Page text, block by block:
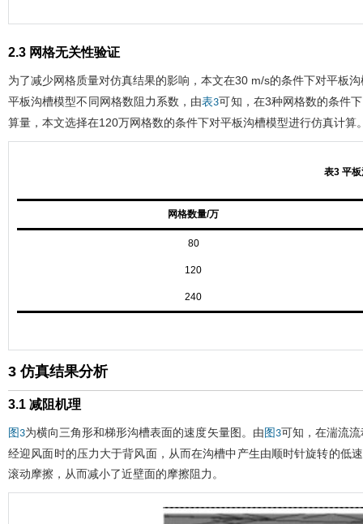
2.3 网格无关性验证
为了减少网格质量对仿真结果的影响，本文在30 m/s的条件下对平板
平板沟槽模型不同网格数阻力系数，由表3可知，在3种网格数的条件
算量，本文选择在120万网格数的条件下对平板沟槽模型进行仿真计算
表3 平
网格数量/万
80
120
240
3 仿真结果分析
3.1 减阻机理
图3为横向三角形和梯形沟槽表面的速度矢量图。由 图3可知，在湍流
经迎风面时的压力大于背风面，从而在沟槽中产生由顺时针旋转的低
滚动摩擦，从而减小了近壁面的摩擦阻力。